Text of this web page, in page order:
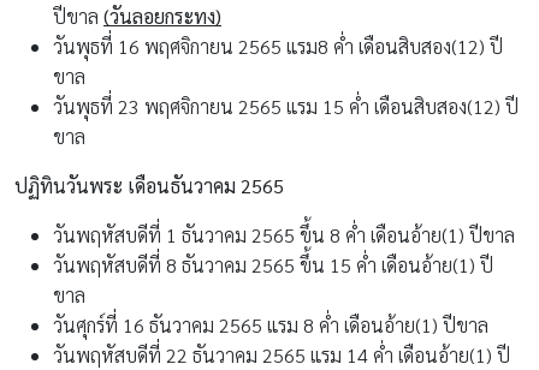
ปีขาล (วันลอยกระทง)
วันพุธที่ 16 พฤศจิกายน 2565 แรม8 ค่ำ เดือนสิบสอง(12) ปี
ขาล
วันพุธที่ 23 พฤศจิกายน 2565 แรม 15 ค่ำ เดือนสิบสอง(12) ปี
ขาล
ปฏิทินวันพระ เดือนธันวาคม 2565
วันพฤหัสบดีที่ 1 ธันวาคม 2565 ขึ้น 8 ค่ำ เดือนอ้าย(1) ปีขาล
วันพฤหัสบดีที่ 8 ธันวาคม 2565 ขึ้น 15 ค่ำ เดือนอ้าย(1) ปี
ขาล
วันศุกร์ที่ 16 ธันวาคม 2565 แรม 8 ค่ำ เดือนอ้าย(1) ปีขาล
วันพฤหัสบดีที่ 22 ธันวาคม 2565 แรม 14 ค่ำ เดือนอ้าย(1) ปี